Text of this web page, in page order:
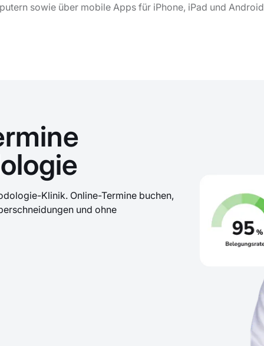
sowie über mobile Apps für iPhone, iPad und Android
Klinik. Online-Termine buchen,
und ohne